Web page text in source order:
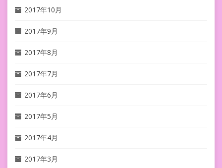
2017年10月
2017年9月
2017年8月
2017年7月
2017年6月
2017年5月
2017年4月
2017年3月